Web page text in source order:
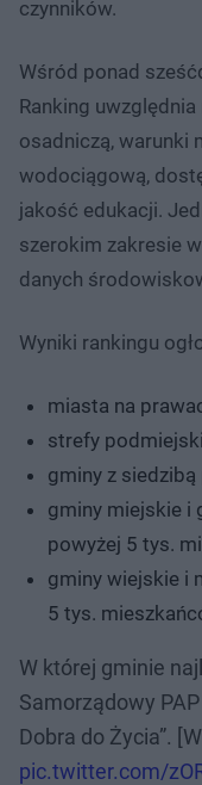
czynników.
Wśród ponad
Ranking
osadniczą, warunki
wodociągową,
jakość edukacji.
szerokim zakresie
danych
Wyniki rankingu
miasta na
strefy
gminy z
gminy miejskie i
powyżej 5 tys.
gminy wiejskie i
5 tys.
W której gminie
Samorządowy
Dobra do Życia”.
pic.twitter.com/